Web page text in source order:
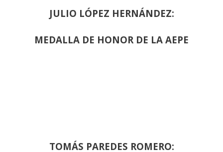
JULIO LÓPEZ HERNÁNDEZ:
MEDALLA DE HONOR DE LA AEPE
TOMÁS PAREDES ROMERO: